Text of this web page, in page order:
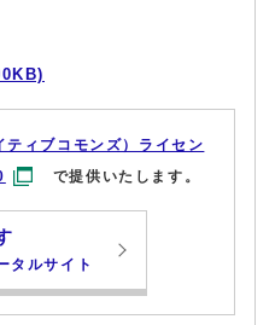
ティブコモンズ）ライセン
で提供いたします。
タルサイト